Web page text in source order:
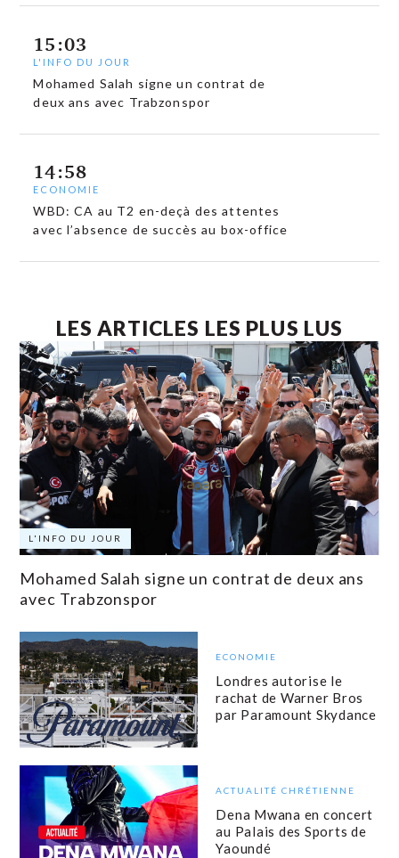
15:03
L'INFO DU JOUR
Mohamed Salah signe un contrat de
deux ans avec Trabzonspor
14:58
ECONOMIE
WBD: CA au T2 en-deçà des attentes
avec l’absence de succès au box-office
LES ARTICLES LES PLUS LUS
L'INFO DU JOUR
Mohamed Salah signe un contrat de deux ans
avec Trabzonspor
ECONOMIE
Londres autorise le
rachat de Warner Bros
par Paramount Skydance
ACTUALITÉ CHRÉTIENNE
Dena Mwana en concert
au Palais des Sports de
Yaoundé